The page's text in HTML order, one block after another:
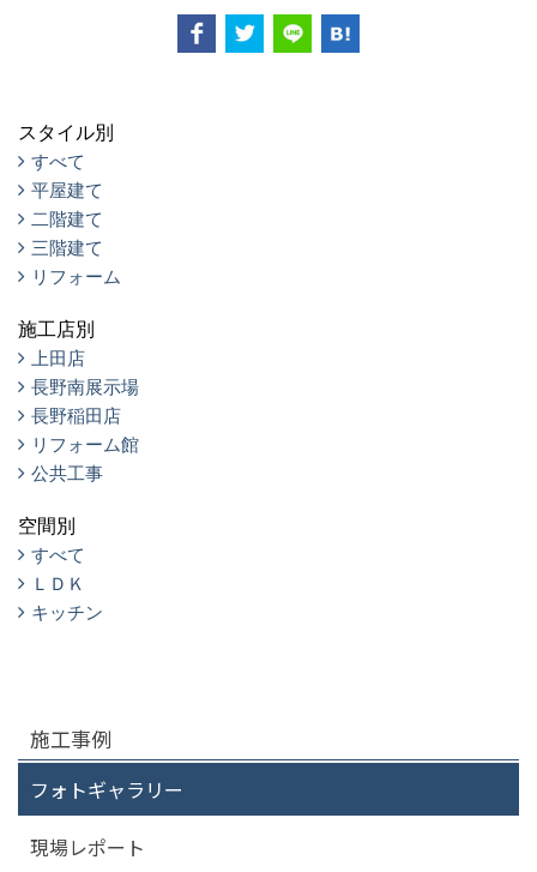
スタイル別
すべて
平屋建て
二階建て
三階建て
リフォーム
施工店別
上田店
長野南展示場
長野稲田店
リフォーム館
公共工事
空間別
すべて
ＬＤＫ
キッチン
施工事例
フォトギャラリー
現場レポート